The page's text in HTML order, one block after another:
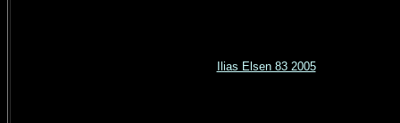
Ilias Elsen 83 2005